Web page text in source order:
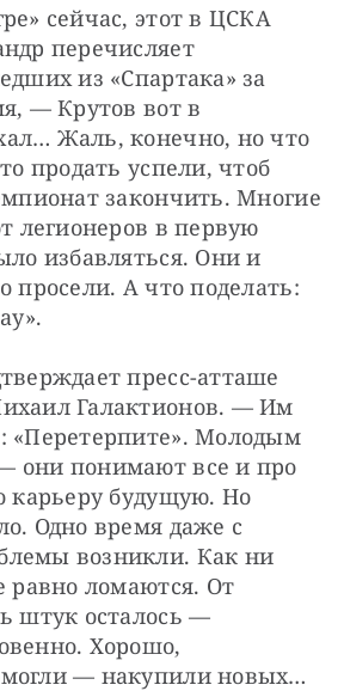
сейчас, этот в ЦСКА
перечисляет
из «Спартака» за
— Крутов вот в
Жаль, конечно, но что
продать успели, чтоб
закончить. Многие
легионеров в первую
избавляться. Они и
просели. А что поделать:
пресс-атташе
Галактионов. — Им
Молодым
понимают все и про
карьеру будущую. Но
Одно время даже с
возникли. Как ни
равно ломаются. От
штук осталось —
Хорошо,
— накупили новых…